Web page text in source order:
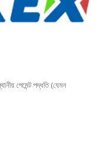
পেমেন্ট পদ্ধতি (যেমন